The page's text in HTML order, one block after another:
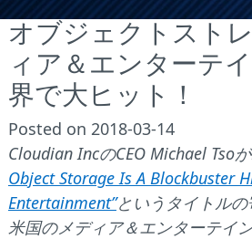
オブジェクトスト
ィア＆エンターテ
界で大ヒット！
Posted on 2018-03-14
Cloudian IncのCEO Michael Tso
Object Storage Is A Blockbuster
Entertainment”というタイトルの
米国のメディア＆エンターテイ